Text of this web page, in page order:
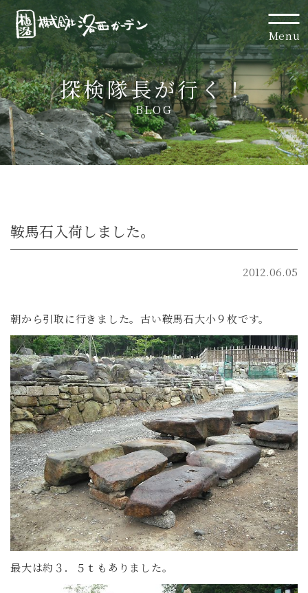
Menu
探検隊長が行く！
BLOG
鞍馬石入荷しました。
2012.06.05
朝から引取に行きました。古い鞍馬石大小９枚です。
最大は約３．５ｔもありました。